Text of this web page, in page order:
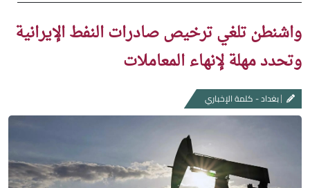
واشنطن تلغي ترخيص صادرات النفط الإيرانية
وتحدد مهلة لإنهاء المعاملات
بغداد - كلمة الإخباري